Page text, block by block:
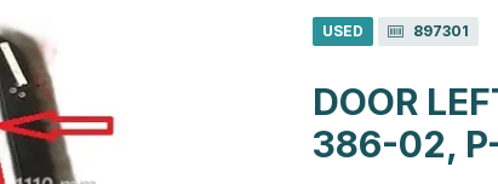
USED 897301
DOOR
386-02,